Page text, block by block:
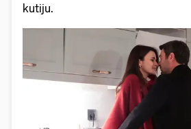
kutiju.